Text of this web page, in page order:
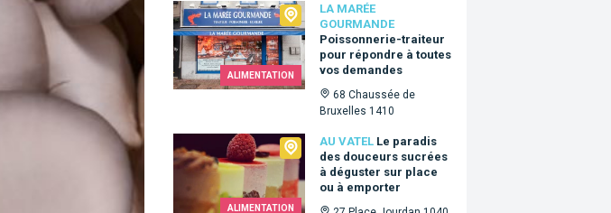
ALIMENTATION
LA MARÉE
GOURMANDE
Poissonnerie-traiteur
pour répondre à toutes
vos demandes
68 Chaussée de
Bruxelles 1410
La Marée Gourmande
ALIMENTATION
AU VATEL Le paradis
des douceurs sucrées
à déguster sur place
ou à emporter
Au Vatel